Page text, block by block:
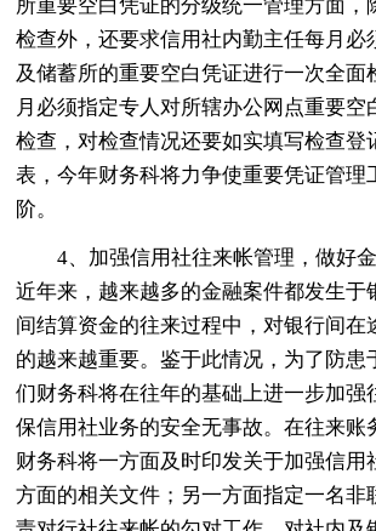
所重要空白凭证的分级统一管理方面，
检查外，还要求信用社内勤主任每月必
及储蓄所的重要空白凭证进行一次全面
月必须指定专人对所辖办公网点重要空
检查，对检查情况还要如实填写检查登
表，今年财务科将力争使重要凭证管理
阶。
4、加强信用社往来帐管理，做好金
近年来，越来越多的金融案件都发生于
间结算资金的往来过程中，对银行间在
的越来越重要。鉴于此情况，为了防患
们财务科将在往年的基础上进一步加强
保信用社业务的安全无事故。在往来账
财务科将一方面及时印发关于加强信用
方面的相关文件；另一方面指定一名非